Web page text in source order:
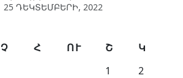
25 ԴԵԿՏԵՄԲԵՐԻ, 2022
Չ Հ ՈՒ Շ
Կ
1
2